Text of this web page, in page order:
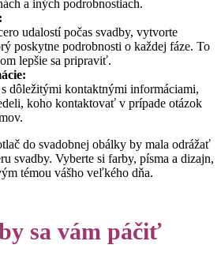
a iných podrobnostiach.
udalostí počas svadby, vytvorte
poskytne podrobnosti o každej fáze. To
lepšie sa pripraviť.
dôležitými kontaktnými informáciami,
koho kontaktovať v prípade otázok
do svadobnej obálky by mala odrážať
svadby. Vyberte si farby, písma a dizajn,
témou vášho veľkého dňa.
sa vám páčiť